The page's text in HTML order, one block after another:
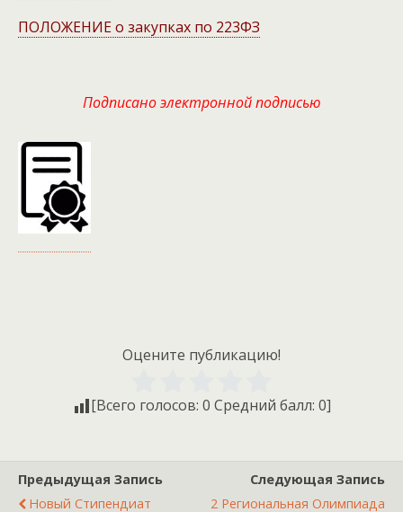
ПОЛОЖЕНИЕ о закупках по 223ФЗ
Подписано электронной подписью
Оцените публикацию!
[Всего голосов: 0 Средний балл: 0]
Предыдущая Запись
Новый Стипендиат
Следующая Запись
2 Региональная Олимпиада